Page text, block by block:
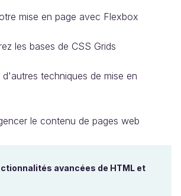
mise en page avec Flexbox
les bases de CSS Grids
d'autres techniques de mise en
le contenu de pages web
avancées de HTML et